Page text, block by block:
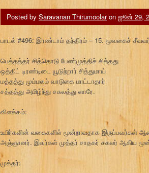
Posted by Saravanan Thirumoolaron ஜூன் 29,
பாடல் #496: இரண்டாம் தந்திரம் – 15. மூவகைச்
பெத்தத்தர் சித்தொடு பேண்முத்திச் சித்தது
ஒத்திட் டிரண்டிடை யூடுற்றார் சித்துமாய்
மத்தத்து மும்மலம் வாடுகை மாட்டாதார்
சத்தத்து அமிழ்ந்து சகலத்து ளாரே.
விளக்கம்:
உயிர்களின் வகைகளில் மூன்றாவதாக
அஞ்ஞானர். இவர்கள் முத்தர் சாதகர் சகலர் ஆகிய
முக்தர்: